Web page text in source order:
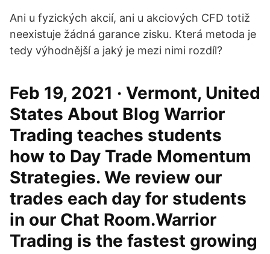
Ani u fyzických akcií, ani u akciových CFD totiž
neexistuje žádná garance zisku. Která metoda je
tedy výhodnější a jaký je mezi nimi rozdíl?
Feb 19, 2021 · Vermont, United
States About Blog Warrior
Trading teaches students
how to Day Trade Momentum
Strategies. We review our
trades each day for students
in our Chat Room.Warrior
Trading is the fastest growing